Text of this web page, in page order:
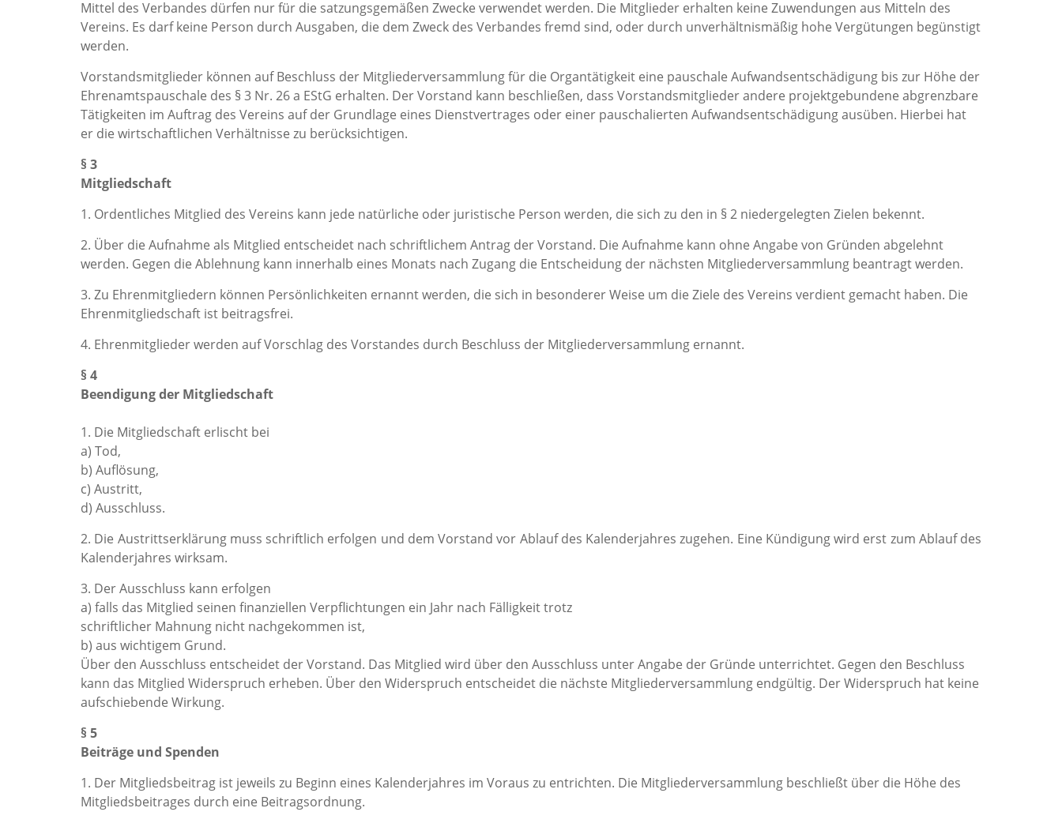
Mittel des Verbandes dürfen nur für die satzungsgemäßen Zwecke verwendet werden. Die Mitglieder erhalten keine Zuwendungen aus Mitteln des
Vereins. Es darf keine Person durch Ausgaben, die dem Zweck des Verbandes fremd sind, oder durch unverhältnismäßig hohe Vergütungen begünstigt
werden.
Vorstandsmitglieder können auf Beschluss der Mitgliederversammlung für die Organtätigkeit eine pauschale Aufwandsentschädigung bis zur Höhe der
Ehrenamtspauschale des § 3 Nr. 26 a EStG erhalten. Der Vorstand kann beschließen, dass Vorstandsmitglieder andere projektgebundene abgrenzbare
Tätigkeiten im Auftrag des Vereins auf der Grundlage eines Dienstvertrages oder einer pauschalierten Aufwandsentschädigung ausüben. Hierbei hat
er die wirtschaftlichen Verhältnisse zu berücksichtigen.
§ 3
Mitgliedschaft
1. Ordentliches Mitglied des Vereins kann jede natürliche oder juristische Person werden, die sich zu den in § 2 niedergelegten Zielen bekennt.
2. Über die Aufnahme als Mitglied entscheidet nach schriftlichem Antrag der Vorstand. Die Aufnahme kann ohne Angabe von Gründen abgelehnt
werden. Gegen die Ablehnung kann innerhalb eines Monats nach Zugang die Entscheidung der nächsten Mitgliederversammlung beantragt werden.
3. Zu Ehrenmitgliedern können Persönlichkeiten ernannt werden, die sich in besonderer Weise um die Ziele des Vereins verdient gemacht haben. Die
Ehrenmitgliedschaft ist beitragsfrei.
4. Ehrenmitglieder werden auf Vorschlag des Vorstandes durch Beschluss der Mitgliederversammlung ernannt.
§ 4
Beendigung der Mitgliedschaft
1. Die Mitgliedschaft erlischt bei
a) Tod,
b) Auflösung,
c) Austritt,
d) Ausschluss.
2. Die Austrittserklärung muss schriftlich erfolgen und dem Vorstand vor Ablauf des Kalenderjahres zugehen. Eine Kündigung wird erst zum Ablauf des
Kalenderjahres wirksam.
3. Der Ausschluss kann erfolgen
a) falls das Mitglied seinen finanziellen Verpflichtungen ein Jahr nach Fälligkeit trotz
schriftlicher Mahnung nicht nachgekommen ist,
b) aus wichtigem Grund.
Über den Ausschluss entscheidet der Vorstand. Das Mitglied wird über den Ausschluss unter Angabe der Gründe unterrichtet. Gegen den Beschluss
kann das Mitglied Widerspruch erheben. Über den Widerspruch entscheidet die nächste Mitgliederversammlung endgültig. Der Widerspruch hat keine
aufschiebende Wirkung.
§ 5
Beiträge und Spenden
1. Der Mitgliedsbeitrag ist jeweils zu Beginn eines Kalenderjahres im Voraus zu entrichten. Die Mitgliederversammlung beschließt über die Höhe des
Mitgliedsbeitrages durch eine Beitragsordnung.